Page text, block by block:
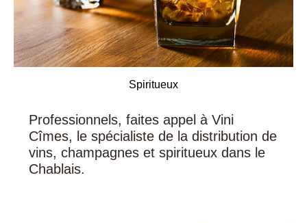
Spiritueux
Professionnels, faites appel à Vini
Cîmes, le spécialiste de la distribution de
vins, champagnes et spiritueux dans le
Chablais.